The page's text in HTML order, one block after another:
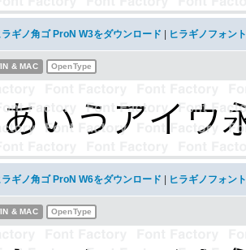
ラギノ角ゴ ProN W3をダウンロード ヒラギノフォント
& MAC OpenType
ラギノ角ゴ ProN W6をダウンロード ヒラギノフォント
& MAC OpenType